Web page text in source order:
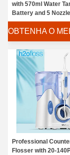
with 570ml Water
Battery and 5
Effective Dental
Professional
Flosser with 20-